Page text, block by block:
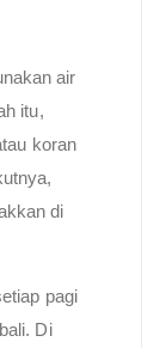
air
itu,
koran
di
pagi
Di